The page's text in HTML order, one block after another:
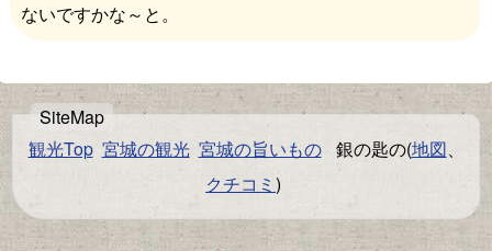
ないですかな～と。
観光Top 宮城の観光 宮城の旨いもの 銀の匙の(地図、
クチコミ )